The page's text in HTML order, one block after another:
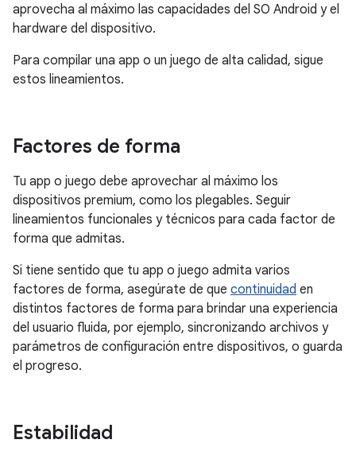
aprovecha al máximo las capacidades del SO Android y el
hardware del dispositivo.
Para compilar una app o un juego de alta calidad, sigue
estos lineamientos.
Factores de forma
Tu app o juego debe aprovechar al máximo los
dispositivos premium, como los plegables. Seguir
lineamientos funcionales y técnicos para cada factor de
forma que admitas.
Si tiene sentido que tu app o juego admita varios
factores de forma, asegúrate de que continuidad en
distintos factores de forma para brindar una experiencia
del usuario fluida, por ejemplo, sincronizando archivos y
parámetros de configuración entre dispositivos, o guarda
el progreso.
Estabilidad